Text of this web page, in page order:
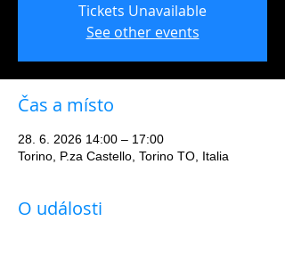
Tickets Unavailable
See other events
Čas a místo
28. 6. 2026 14:00 – 17:00
Torino, P.za Castello, Torino TO, Italia
O události